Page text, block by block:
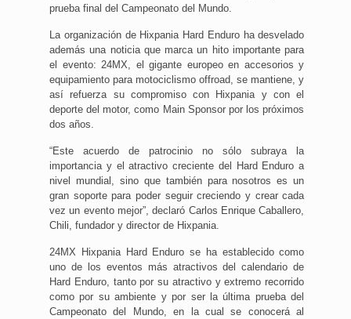
prueba final del Campeonato del Mundo.
La organización de Hixpania Hard Enduro ha desvelado
además una noticia que marca un hito importante para
el evento: 24MX, el gigante europeo en accesorios y
equipamiento para motociclismo offroad, se mantiene, y
así refuerza su compromiso con Hixpania y con el
deporte del motor, como Main Sponsor por los próximos
dos años.
“Este acuerdo de patrocinio no sólo subraya la
importancia y el atractivo creciente del Hard Enduro a
nivel mundial, sino que también para nosotros es un
gran soporte para poder seguir creciendo y crear cada
vez un evento mejor”, declaró Carlos Enrique Caballero,
Chili, fundador y director de Hixpania.
24MX Hixpania Hard Enduro se ha establecido como
uno de los eventos más atractivos del calendario de
Hard Enduro, tanto por su atractivo y extremo recorrido
como por su ambiente y por ser la última prueba del
Campeonato del Mundo, en la cual se conocerá al